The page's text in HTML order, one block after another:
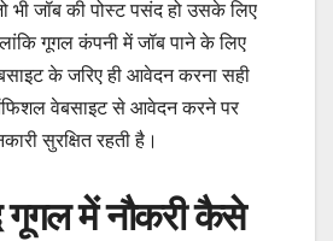
जॉब की पोस्ट पसंद हो उसके लिए
गूगल कंपनी में जॉब पाने के लिए
के जरिए ही आवेदन करना सही
वेबसाइट से आवेदन करने पर
सुरक्षित रहती है।
गूगल में नौकरी कैसे